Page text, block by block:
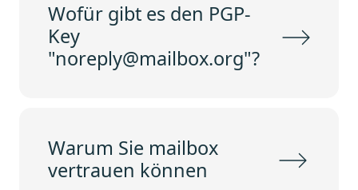
Wofür gibt es den PGP-
Key
"noreply@mailbox.org"?
Warum Sie mailbox
vertrauen können